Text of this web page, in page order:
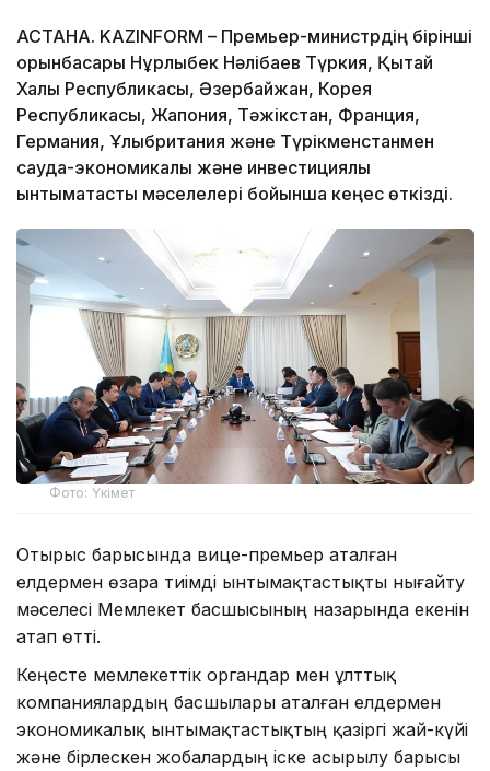
АСТАНА. KAZINFORM – Премьер-министрдің бірінші
орынбасары Нұрлыбек Нәлібаев Түркия, Қытай
Халық Республикасы, Әзербайжан, Корея
Республикасы, Жапония, Тәжікстан, Франция,
Германия, Ұлыбритания және Түрікменстанмен
сауда-экономикалық және инвестициялық
ынтымақтастық мәселелері бойынша кеңес өткізді.
Фото: Үкімет
Отырыс барысында вице-премьер аталған
елдермен өзара тиімді ынтымақтастықты нығайту
мәселесі Мемлекет басшысының назарында екенін
атап өтті.
Кеңесте мемлекеттік органдар мен ұлттық
компаниялардың басшылары аталған елдермен
экономикалық ынтымақтастықтың қазіргі жай-күйі
және бірлескен жобалардың іске асырылу барысы